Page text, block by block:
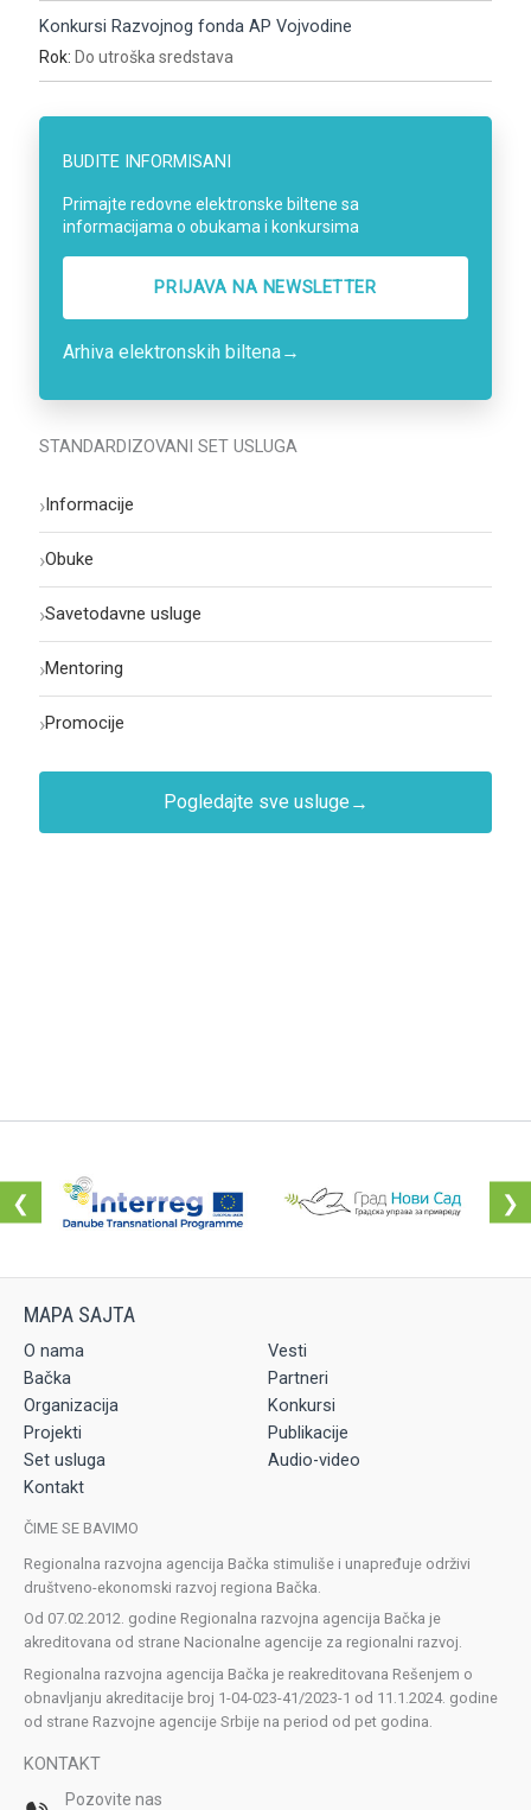
Konkursi Razvojnog fonda AP Vojvodine
Rok: Do utroška sredstava
BUDITE INFORMISANI
Primajte redovne elektronske biltene sa
informacijama o obukama i konkursima
PRIJAVA NA NEWSLETTER
Arhiva elektronskih biltena→
STANDARDIZOVANI SET USLUGA
›Informacije
›Obuke
›Savetodavne usluge
›Mentoring
›Promocije
Pogledajte sve usluge →
❮ ❯
O nama
Vesti
Bačka
Partneri
Organizacija
Konkursi
Projekti
Publikacije
Set usluga
Audio-video
Kontakt
ČIME SE BAVIMO
Regionalna razvojna agencija Bačka stimuliše i unapređuje održivi
društveno-ekonomski razvoj regiona Bačka.
Od 07.02.2012. godine Regionalna razvojna agencija Bačka je
akreditovana od strane Nacionalne agencije za regionalni razvoj.
Regionalna razvojna agencija Bačka je reakreditovana Rešenjem o
obnavljanju akreditacije broj 1-04-023-41/2023-1 od 11.1.2024. godine
od strane Razvojne agencije Srbije na period od pet godina.
KONTAKT
Pozovite nas